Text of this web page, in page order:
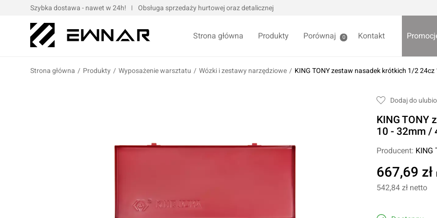
Szybka dostawa - nawet w 24h! Obsługa sprzedaży hurtowej oraz detalicznej
Strona główna Produkty
Akcesoria samochodowe
Foteliki samochodowe
Porównaj 0 Kontakt
Strona główna / Produkty / Wyposażenie warsztatu / Wózki i zestawy narzędziowe / KING TONY zestaw nasadek krótkich 1/2
Dodaj do
KING TONY
10 - 32mm /
Producent: KING
667,69 zł
542,84 zł netto